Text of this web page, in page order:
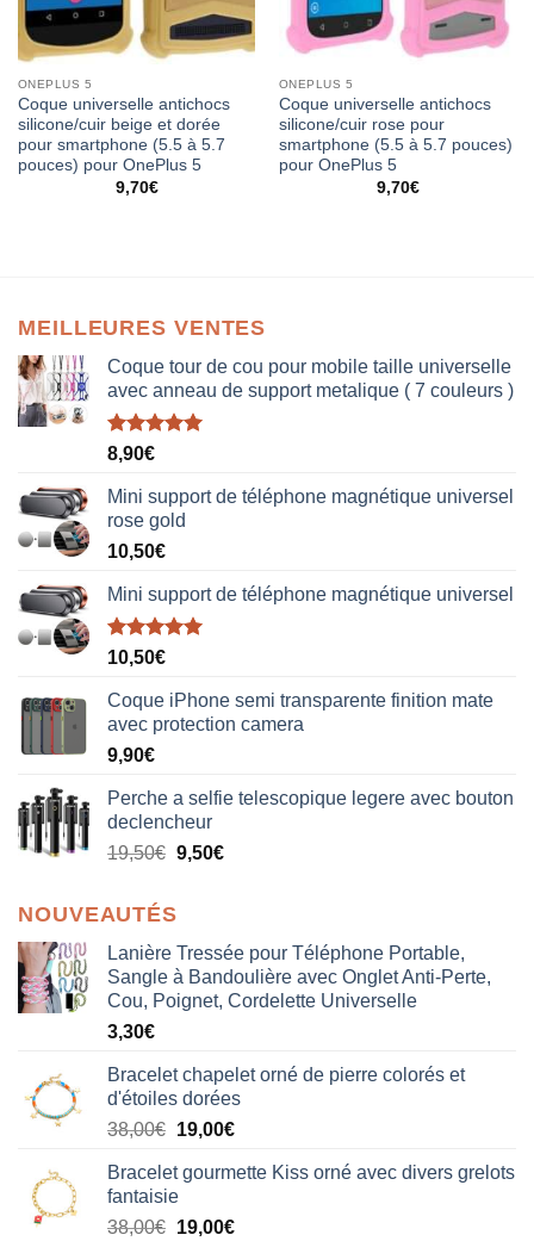
ONEPLUS 5
Coque universelle antichocs
silicone/cuir beige et dorée
pour smartphone (5.5 à 5.7
pouces) pour OnePlus 5
9,70€
ONEPLUS 5
Coque universelle antichocs
silicone/cuir rose pour
smartphone (5.5 à 5.7 pouces)
pour OnePlus 5
9,70€
MEILLEURES VENTES
Coque tour de cou pour mobile taille universelle
avec anneau de support metalique ( 7 couleurs )
Note5.00
8,90€
Mini support de téléphone magnétique universel
rose gold
10,50€
Mini support de téléphone magnétique universel
Note5.00
10,50€
Coque iPhone semi transparente finition mate
avec protection camera
9,90€
Perche a selfie telescopique legere avec bouton
declencheur
19,50€ 9,50€
NOUVEAUTÉS
Lanière Tressée pour Téléphone Portable,
Sangle à Bandoulière avec Onglet Anti-Perte,
Cou, Poignet, Cordelette Universelle
3,30€
Bracelet chapelet orné de pierre colorés et
d'étoiles dorées
38,00€ Le
initial
était :
38,00€.
19,00€Le
actuel
19,00€.
Bracelet gourmette Kiss orné avec divers grelots
fantaisie
38,00€ Le
19,00€Le